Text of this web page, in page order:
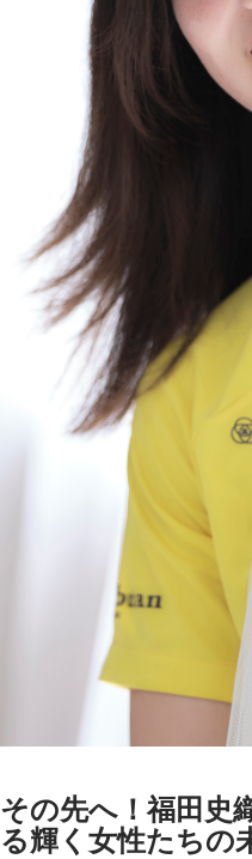
の先へ！福田史
輝く女性たち